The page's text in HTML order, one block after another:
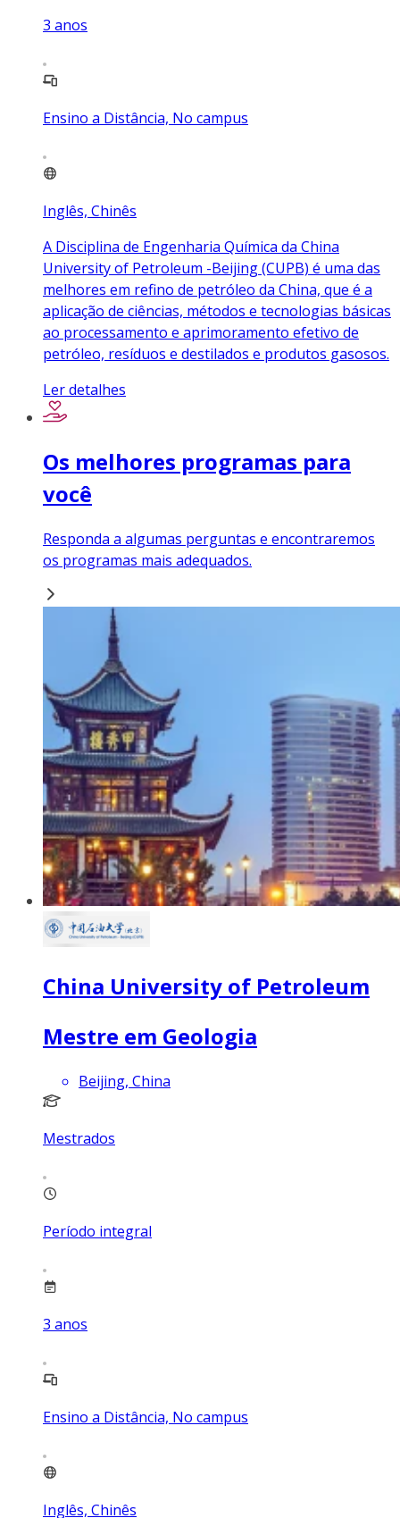
3 anos
Ensino a Distância, No campus
Inglês, Chinês
A Disciplina de Engenharia Química da China
University of Petroleum -Beijing (CUPB) é uma das
melhores em refino de petróleo da China, que é a
aplicação de ciências, métodos e tecnologias básicas
ao processamento e aprimoramento efetivo de
petróleo, resíduos e destilados e produtos gasosos.
Ler detalhes
Os melhores programas para
você
Responda a algumas perguntas e encontraremos
os programas mais adequados.
China University of Petroleum
Mestre em Geologia
Beijing, China
Mestrados
Período integral
3 anos
Ensino a Distância, No campus
Inglês, Chinês